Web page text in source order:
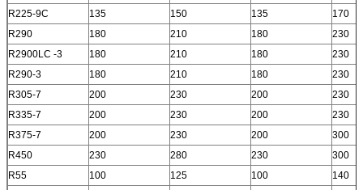
R225-9C
135 150 135
170
R290
180 210 180
230
R2900LC -3
180 210 180
230
R290-3
180 210 180
230
R305-7
200 230 200
230
R335-7
200 230 200
230
R375-7
200 230 200
300
R450
230 280 230
300
R55
100 125 100
140